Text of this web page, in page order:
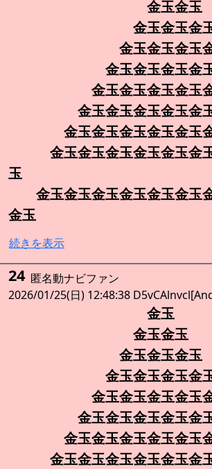
金玉金玉
金玉金玉金
金玉金玉金玉金
金玉金玉金玉金玉
金玉金玉金玉金玉金
金玉金玉金玉金玉金玉
金玉金玉金玉金玉金玉金
金玉金玉金玉金玉金玉金玉
玉
金玉金玉金玉金玉金玉金玉
金玉
続きを表示
24 匿名動ナビファン
2026/01/25(日) 12:48:38
金玉
金玉金玉
金玉金玉金玉
金玉金玉金玉金
金玉金玉金玉金玉
金玉金玉金玉金玉金玉
金玉金玉金玉金玉金玉金
金玉金玉金玉金玉金玉金